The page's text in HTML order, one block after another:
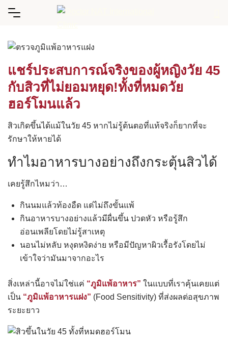
Skip
แชร์ประสบการณ์จริงของผู้หญิงวัย 45
กับสิวที่ไม่ยอมหยุด!ทั้งที่หมดวัย
ฮอร์โมนแล้ว
สิวเกิดขึ้นได้แม้ในวัย 45 หากไม่รู้ต้นตอที่แท้จริงก็ยากที่จะ
รักษาให้หายได้
ทำไมอาหารบางอย่างถึงกระตุ้นสิวได้
เคยรู้สึกไหมว่า…
กินนมแล้วท้องอืด แต่ไม่ถึงขั้นแพ้
กินอาหารบางอย่างแล้วมีผื่นขึ้น ปวดหัว หรือรู้สึก
อ่อนเพลียโดยไม่รู้สาเหตุ
นอนไม่หลับ หงุดหงิดง่าย หรือมีปัญหาผิวเรื้อรังโดยไม่
เข้าใจว่ามันมาจากอะไร
สิ่งเหล่านี้อาจไม่ใช่แค่ “ภูมิแพ้อาหาร” ในแบบที่เราคุ้นเคยแต่
เป็น “ภูมิแพ้อาหารแฝง” (Food Sensitivity) ที่ส่งผลต่อสุขภาพ
ระยะยาว